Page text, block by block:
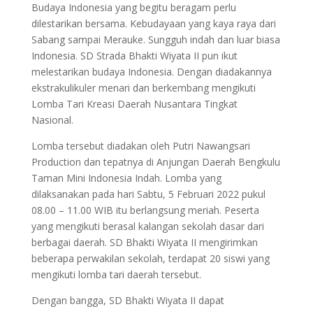
Budaya Indonesia yang begitu beragam perlu
dilestarikan bersama. Kebudayaan yang kaya raya dari
Sabang sampai Merauke. Sungguh indah dan luar biasa
Indonesia. SD Strada Bhakti Wiyata II pun ikut
melestarikan budaya Indonesia. Dengan diadakannya
ekstrakulikuler menari dan berkembang mengikuti
Lomba Tari Kreasi Daerah Nusantara Tingkat
Nasional.
Lomba tersebut diadakan oleh Putri Nawangsari
Production dan tepatnya di Anjungan Daerah Bengkulu
Taman Mini Indonesia Indah. Lomba yang
dilaksanakan pada hari Sabtu, 5 Februari 2022 pukul
08.00 – 11.00 WIB itu berlangsung meriah. Peserta
yang mengikuti berasal kalangan sekolah dasar dari
berbagai daerah. SD Bhakti Wiyata II mengirimkan
beberapa perwakilan sekolah, terdapat 20 siswi yang
mengikuti lomba tari daerah tersebut.
Dengan bangga, SD Bhakti Wiyata II dapat